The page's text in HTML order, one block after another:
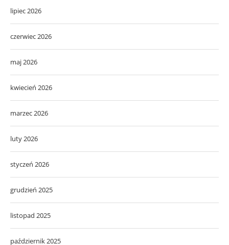
lipiec 2026
czerwiec 2026
maj 2026
kwiecień 2026
marzec 2026
luty 2026
styczeń 2026
grudzień 2025
listopad 2025
październik 2025